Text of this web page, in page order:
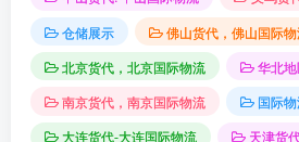
仓储展示
佛山货代，佛山国际
北京货代，北京国际物流
华北
南京货代，南京国际物流
国际
大连货代-大连国际物流
天津货